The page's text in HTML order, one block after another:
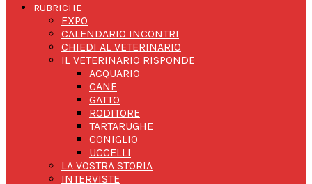
RUBRICHE
EXPO
CALENDARIO INCONTRI
CHIEDI AL VETERINARIO
IL VETERINARIO RISPONDE
ACQUARIO
CANE
GATTO
RODITORE
TARTARUGHE
CONIGLIO
UCCELLI
LA VOSTRA STORIA
INTERVISTE